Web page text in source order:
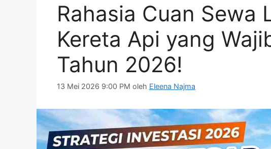
Rahasia Cuan Sewa
Kereta Api yang
Tahun 2026!
13 Mei 2026 9:00 PM oleh Eleena Najma